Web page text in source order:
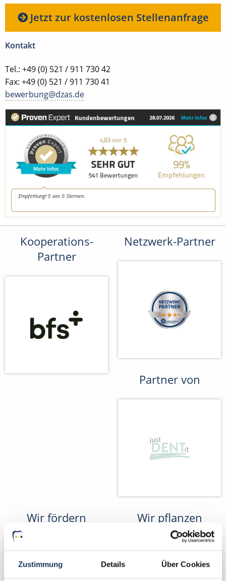
Zustimmung Details Über Cookies
Jetzt zur kostenlosen Stellenanfrage
Kontakt
Tel.: +49 (0) 521 / 911 730 42
Fax: +49 (0) 521 / 911 730 41
bewerbung@dzas.de
Kooperations-
Partner
Netzwerk-Partner
Partner von
Wir fördern
Wir pflanzen
Bäume